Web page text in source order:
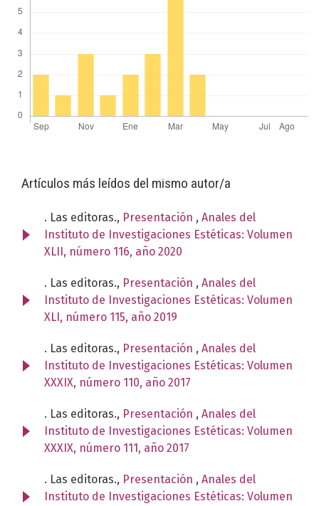
Artículos más leídos del mismo autor/a
. Las editoras., Presentación , Anales del
Instituto de Investigaciones Estéticas: Volumen
XLII, número 116, año 2020
. Las editoras., Presentación , Anales del
Instituto de Investigaciones Estéticas: Volumen
XLI, número 115, año 2019
. Las editoras., Presentación , Anales del
Instituto de Investigaciones Estéticas: Volumen
XXXIX, número 110, año 2017
. Las editoras., Presentación , Anales del
Instituto de Investigaciones Estéticas: Volumen
XXXIX, número 111, año 2017
. Las editoras., Presentación , Anales del
Instituto de Investigaciones Estéticas: Volumen